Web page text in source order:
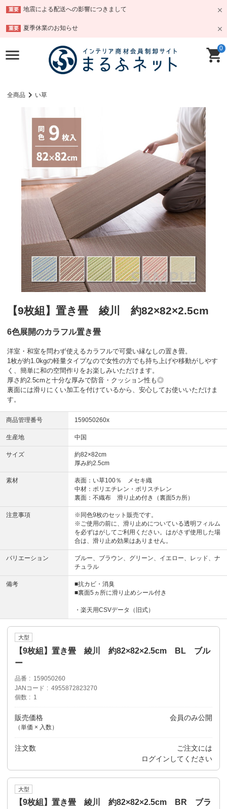
重要 地震による配送への影響につきまして
重要 夏季休業のお知らせ
0
全商品 い草
【9枚組】置き畳 綾川 約82×82×2.5cm
6色展開のカラフル置き畳
洋室・和室を問わず使えるカラフルで可愛い縁なしの置き畳。
1枚が約1.0kgの軽量タイプなので女性の方でも持ち上げや移動がしやす
く、簡単に和の空間作りをお楽しみいただけます。
厚さ約2.5cmと十分な厚みで防音・クッション性も◎
裏面には滑りにくい加工を付けているから、安心してお使いいただけま
す。
商品管理番号 159050260x
生産地 中国
サイズ
約82×82cm
厚み約2.5cm
素材
表面：い草100％ メセキ織
中材：ポリエチレン・ポリスチレン
裏面：不織布 滑り止め付き（裏面5カ所）
注意事項
※同色9枚のセット販売です。
※ご使用の前に、滑り止めについている透明フィルム
を必ずはがしてご利用ください。はがさず使用した場
合は、滑り止め効果はありません。
バリエーション
ブルー、ブラウン、グリーン、イエロー、レッド、ナ
チュラル
備考
■抗カビ・消臭
■裏面5ヵ所に滑り止めシール付き
・楽天用CSVデータ（旧式）
大型
【9枚組】置き畳 綾川 約82×82×2.5cm BL ブル
ー
品番
159050260
JANコード
4955872823270
個数
1
販売価格
（単価 × 入数）
会員のみ公開
注文数
ご注文には
ログイン してください
大型
【9枚組】置き畳 綾川 約82×82×2.5cm BR ブラ